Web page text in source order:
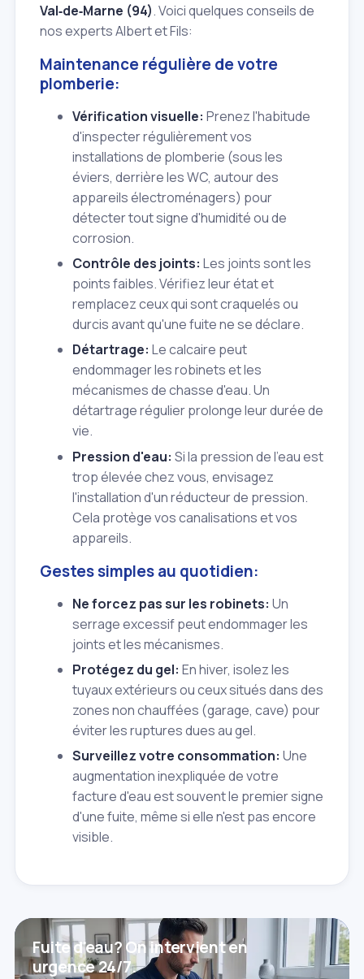
Val‑de‑Marne (94). Voici quelques conseils de
nos experts Albert et Fils:
Maintenance régulière de votre
plomberie:
Vérification visuelle: Prenez l'habitude
d'inspecter régulièrement vos
installations de plomberie (sous les
éviers, derrière les WC, autour des
appareils électroménagers) pour
détecter tout signe d'humidité ou de
corrosion.
Contrôle des joints: Les joints sont les
points faibles. Vérifiez leur état et
remplacez ceux qui sont craquelés ou
durcis avant qu'une fuite ne se déclare.
Détartrage: Le calcaire peut
endommager les robinets et les
mécanismes de chasse d'eau. Un
détartrage régulier prolonge leur durée de
vie.
Pression d'eau: Si la pression de l'eau est
trop élevée chez vous, envisagez
l'installation d'un réducteur de pression.
Cela protège vos canalisations et vos
appareils.
Gestes simples au quotidien:
Ne forcez pas sur les robinets: Un
serrage excessif peut endommager les
joints et les mécanismes.
Protégez du gel: En hiver, isolez les
tuyaux extérieurs ou ceux situés dans des
zones non chauffées (garage, cave) pour
éviter les ruptures dues au gel.
Surveillez votre consommation: Une
augmentation inexpliquée de votre
facture d'eau est souvent le premier signe
d'une fuite, même si elle n'est pas encore
visible.
Fuite d'eau? On intervient en
urgence 24/7.